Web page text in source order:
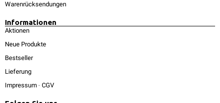
Warenrücksendungen
Informationen
Aktionen
Neue Produkte
Bestseller
Lieferung
Impressum - CGV